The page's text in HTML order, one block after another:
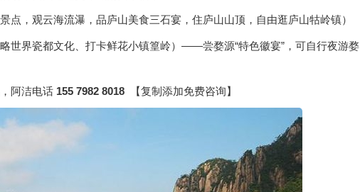
，观云海流瀑，品庐山美食三石宴，住庐山山顶，自由逛庐山牯岭镇）
界瓷都文化、打卡鲜花小镇篁岭）——尝婺源“特色徽宴”，可自行夜游婺
阿洁电话 155 7982 8018 【复制添加免费咨询】